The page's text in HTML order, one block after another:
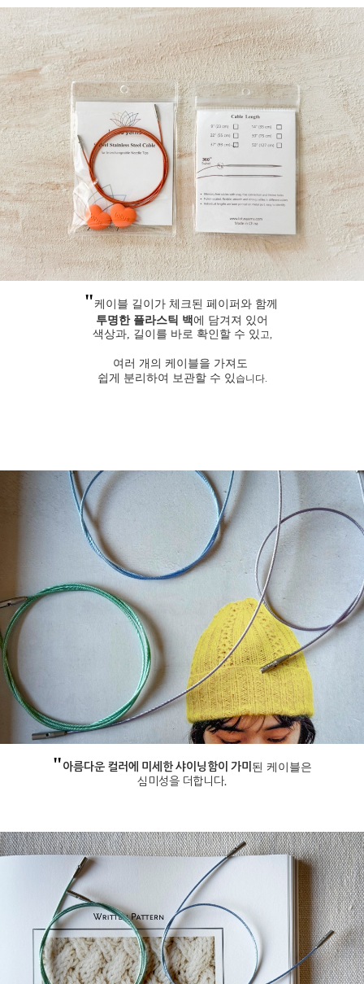
"케이블 길이가 체크된 페이퍼와 함께
투명한 플라스틱 백에 담겨져 있어
색상과, 길이를 바로 확인할 수 있 고,
여러 개의 케이블을 가져도
쉽게 분리하여 보관할 수 있 습니다.
"아름다운 컬러에 미세한 샤이닝함이 가미 된 케이블은
심미성을 더합니다.